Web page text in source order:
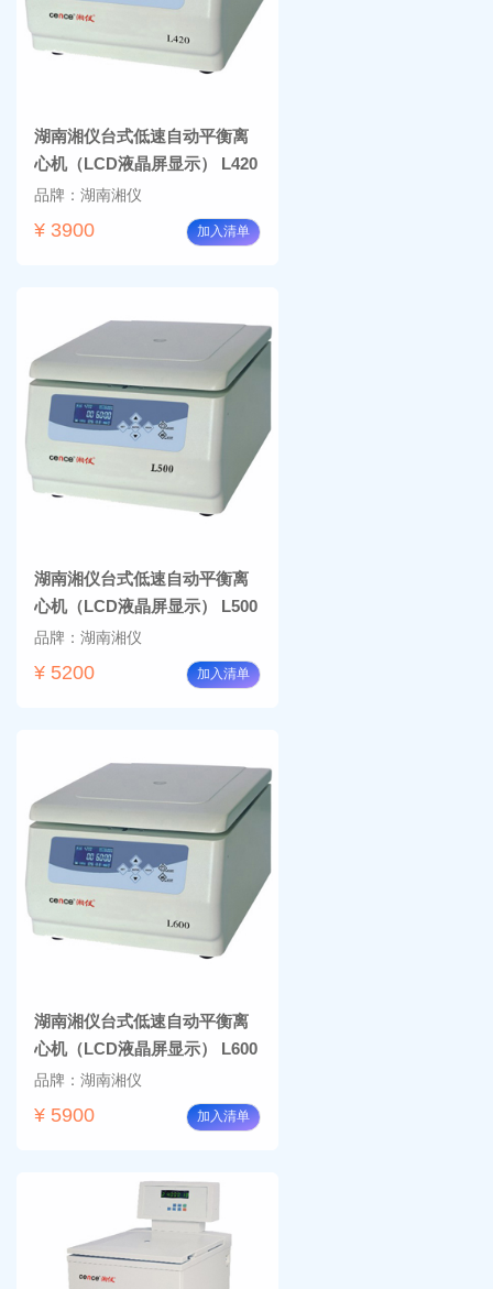
湖南湘仪台式低速自动平衡离
心机（LCD液晶屏显示） L420
品牌：湖南湘仪
¥ 3900 加入清单
湖南湘仪台式低速自动平衡离
心机（LCD液晶屏显示） L500
品牌：湖南湘仪
¥ 5200 加入清单
湖南湘仪台式低速自动平衡离
心机（LCD液晶屏显示） L600
品牌：湖南湘仪
¥ 5900 加入清单